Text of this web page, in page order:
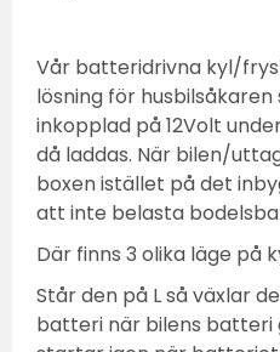
Vår batteridrivna kyl/
lösning för
inkopplad på 12Volt
då laddas. När bilen/
boxen istället på det
att inte belasta
Där finns 3 olika läge på
Står den på L så växlar
batteri när bilens batteri